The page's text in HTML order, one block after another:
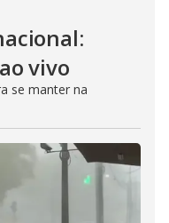
vivo
se manter na